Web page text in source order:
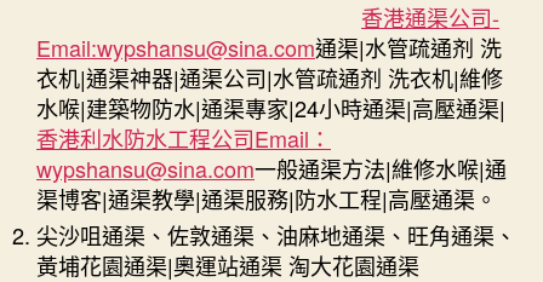
香港通渠公司-
Email:wypshansu@sina.com通渠|水管疏通剂 洗
衣机|通渠神器|通渠公司|水管疏通剂 洗衣机|維修
水喉|建築物防水|通渠專家|24小時通渠|高壓通渠|
香港利水防水工程公司Email：
wypshansu@sina.com一般通渠方法|維修水喉|通
渠博客|通渠教學|通渠服務|防水工程|高壓通渠。
尖沙咀通渠、佐敦通渠、油麻地通渠、旺角通渠、
黃埔花園通渠|奧運站通渠 淘大花園通渠